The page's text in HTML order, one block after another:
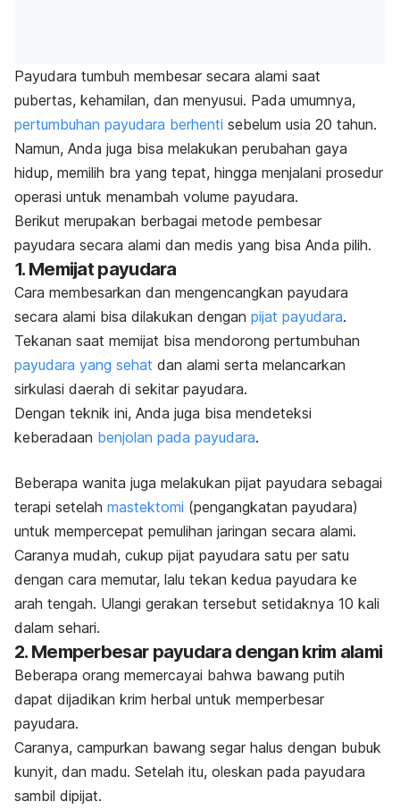
Payudara tumbuh membesar secara alami saat
pubertas, kehamilan, dan menyusui. Pada umumnya,
pertumbuhan payudara berhenti sebelum usia 20 tahun.
Namun, Anda juga bisa melakukan perubahan gaya
hidup, memilih bra yang tepat, hingga menjalani prosedur
operasi untuk menambah volume payudara.
Berikut merupakan berbagai metode pembesar
payudara secara alami dan medis yang bisa Anda pilih.
1. Memijat payudara
Cara membesarkan dan mengencangkan payudara
secara alami bisa dilakukan dengan pijat payudara.
Tekanan saat memijat bisa mendorong pertumbuhan
payudara yang sehat dan alami serta melancarkan
sirkulasi daerah di sekitar payudara.
Dengan teknik ini, Anda juga bisa mendeteksi
keberadaan benjolan pada payudara.
Beberapa wanita juga melakukan pijat payudara sebagai
terapi setelah mastektomi (pengangkatan payudara)
untuk mempercepat pemulihan jaringan secara alami.
Caranya mudah, cukup pijat payudara satu per satu
dengan cara memutar, lalu tekan kedua payudara ke
arah tengah. Ulangi gerakan tersebut setidaknya 10 kali
dalam sehari.
2. Memperbesar payudara dengan krim alami
Beberapa orang memercayai bahwa bawang putih
dapat dijadikan krim herbal untuk memperbesar
payudara.
Caranya, campurkan bawang segar halus dengan bubuk
kunyit, dan madu. Setelah itu, oleskan pada payudara
sambil dipijat.